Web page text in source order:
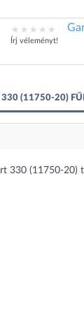
Írj véleményt!
(11750-20)
330 (11750-20)